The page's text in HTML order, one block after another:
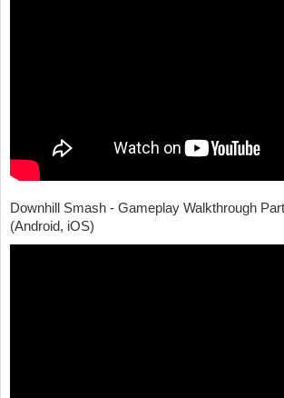
Downhill Smash - Gameplay Walkthrough
(Android, iOS)